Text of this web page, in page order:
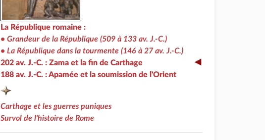
La République romaine :
• Grandeur de la République (509 à 133 av. J.-C.)
• La République dans la tourmente (146 à 27 av. J.-C.)
202 av. J.-C. : Zama et la fin de Carthage
188 av. J.-C. : Apamée et la soumission de l'Orient
Carthage et les guerres puniques
Survol de l'histoire de Rome